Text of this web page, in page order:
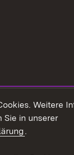
Weitere
Sie in unserer
.